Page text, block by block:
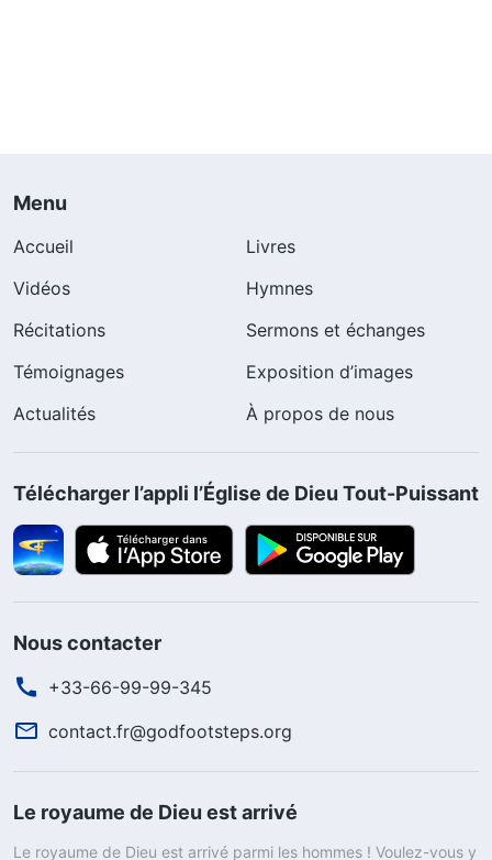
Menu
Accueil
Livres
Vidéos
Hymnes
Récitations
Sermons et échanges
Témoignages
Exposition d’images
Actualités
À propos de nous
Télécharger l’appli l’Église de Dieu Tout-Puissant
Nous contacter
+33-66-99-99-345
contact.fr@godfootsteps.org
Le royaume de Dieu est arrivé
Le royaume de Dieu est arrivé parmi les hommes ! Voulez-vous y